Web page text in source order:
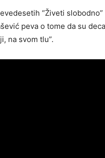
“Živeti
peva o tome da su
na svom tlu”.